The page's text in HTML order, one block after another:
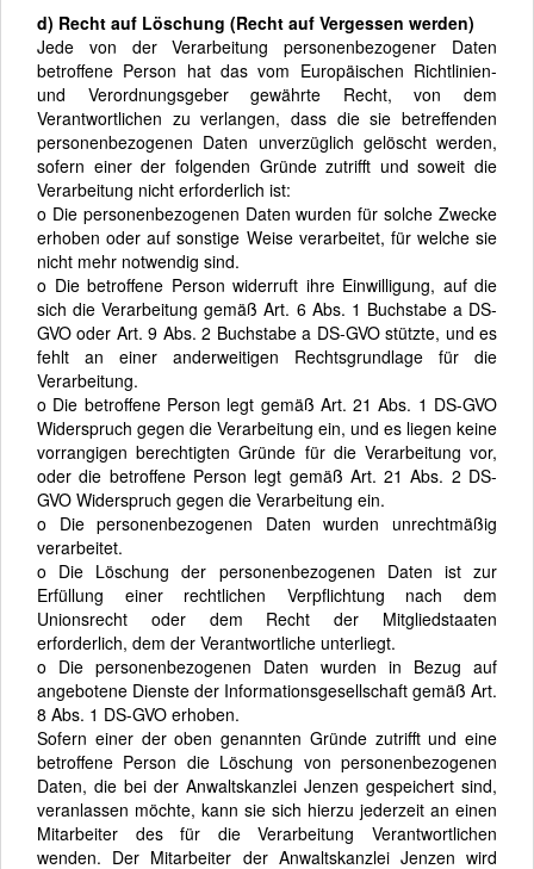
d) Recht auf Löschung (Recht auf Vergessen werden)
Jede von der Verarbeitung personenbezogener Daten
betroffene Person hat das vom Europäischen Richtlinien-
und Verordnungsgeber gewährte Recht, von dem
Verantwortlichen zu verlangen, dass die sie betreffenden
personenbezogenen Daten unverzüglich gelöscht werden,
sofern einer der folgenden Gründe zutrifft und soweit die
Verarbeitung nicht erforderlich ist:
o Die personenbezogenen Daten wurden für solche Zwecke
erhoben oder auf sonstige Weise verarbeitet, für welche sie
nicht mehr notwendig sind.
o Die betroffene Person widerruft ihre Einwilligung, auf die
sich die Verarbeitung gemäß Art. 6 Abs. 1 Buchstabe a DS-
GVO oder Art. 9 Abs. 2 Buchstabe a DS-GVO stützte, und es
fehlt an einer anderweitigen Rechtsgrundlage für die
Verarbeitung.
o Die betroffene Person legt gemäß Art. 21 Abs. 1 DS-GVO
Widerspruch gegen die Verarbeitung ein, und es liegen keine
vorrangigen berechtigten Gründe für die Verarbeitung vor,
oder die betroffene Person legt gemäß Art. 21 Abs. 2 DS-
GVO Widerspruch gegen die Verarbeitung ein.
o Die personenbezogenen Daten wurden unrechtmäßig
verarbeitet.
o Die Löschung der personenbezogenen Daten ist zur
Erfüllung einer rechtlichen Verpflichtung nach dem
Unionsrecht oder dem Recht der Mitgliedstaaten
erforderlich, dem der Verantwortliche unterliegt.
o Die personenbezogenen Daten wurden in Bezug auf
angebotene Dienste der Informationsgesellschaft gemäß Art.
8 Abs. 1 DS-GVO erhoben.
Sofern einer der oben genannten Gründe zutrifft und eine
betroffene Person die Löschung von personenbezogenen
Daten, die bei der Anwaltskanzlei Jenzen gespeichert sind,
veranlassen möchte, kann sie sich hierzu jederzeit an einen
Mitarbeiter des für die Verarbeitung Verantwortlichen
wenden. Der Mitarbeiter der Anwaltskanzlei Jenzen wird